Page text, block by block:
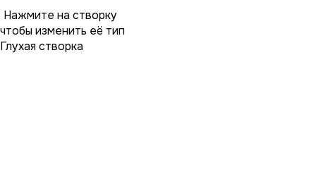
Нажмите на створку
чтобы изменить её тип
Глухая створка